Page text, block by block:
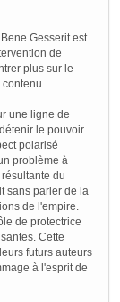
Gesserit est
de
plus sur le
une ligne de
le pouvoir
polarisé
problème à
du
sans parler de la
de l'empire.
de protectrice
Cette
futurs auteurs
à l'esprit de